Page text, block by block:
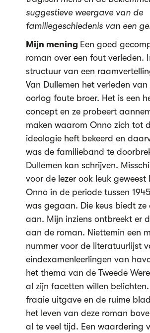
suggestieve weergave van de
familiegeschiedenis van een
Mijn mening Een goed
roman over een fout verleden.
structuur van een
Van Dullemen het verleden
oorlog foute broer. Het is een
concept en ze probeert
maken waarom Onno zich tot
ideologie heft bekeerd en
was de familieband te
Dullemen kan schrijven.
voor de lezer ook leuk geweest
Onno in de periode tussen
was gegaan. Die keus biedt ze
aan. Mijn inziens ontbreekt er
aan de roman. Niettemin een
nummer voor de literatuurlijst
eindexamenleerlingen van
het thema van de Tweede
al zijn facetten willen
fraaie uitgave en de ruime
het leven van deze roman
al te veel tijd. Een waardering